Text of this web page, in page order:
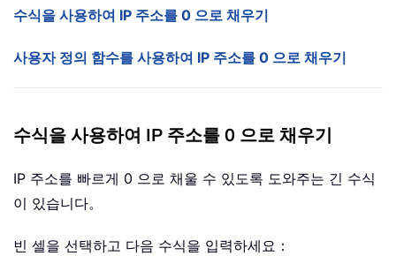
수식을 사용하여 IP 주소를 0 으로 채우기
사용자 정의 함수를 사용하여 IP 주소를 0 으로 채우기
수식을 사용하여 IP 주소를 0 으로 채우기
IP 주소를 빠르게 0 으로 채울 수 있도록 도와주는 긴 수식
이 있습니다。
빈 셀을 선택하고 다음 수식을 입력하세요：